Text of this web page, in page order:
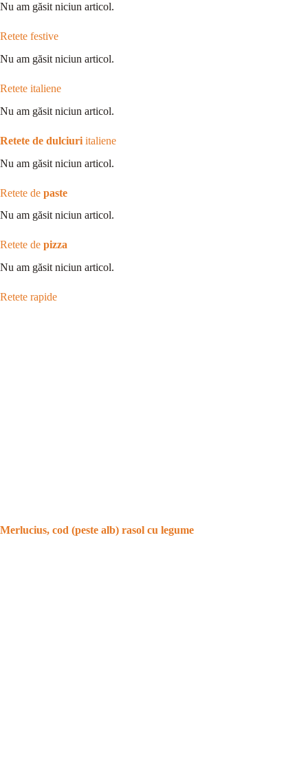
Nu am găsit niciun articol.
Retete festive
Nu am găsit niciun articol.
Retete italiene
Nu am găsit niciun articol.
Retete de dulciuri italiene
Nu am găsit niciun articol.
Retete de paste
Nu am găsit niciun articol.
Retete de pizza
Nu am găsit niciun articol.
Retete rapide
Merlucius, cod (peste alb) rasol cu legume